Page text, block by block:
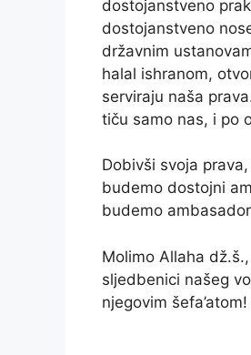
dostojanstveno
dostojanstveno
državnim
halal ishranom,
serviraju naša
tiču samo nas, i po
Dobivši svoja
budemo dostojni
budemo
Molimo Allaha
sljedbenici našeg
njegovim